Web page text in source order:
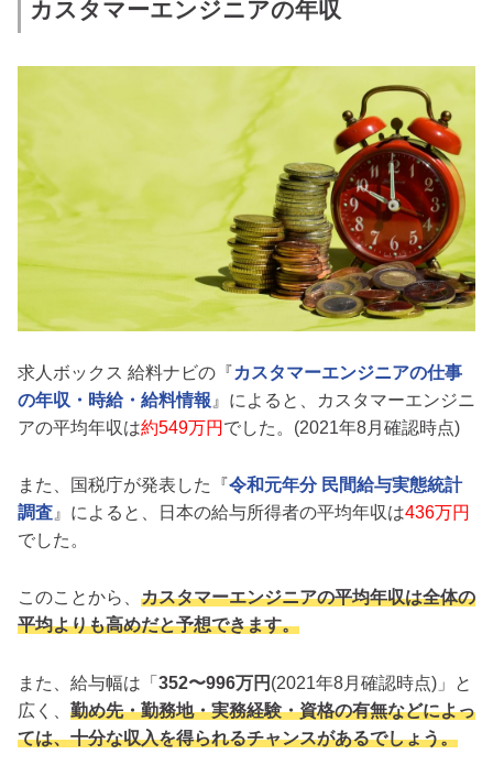
カスタマーエンジニアの年収
求人ボックス 給料ナビの『カスタマーエンジニアの仕事
の年収・時給・給料情報 』によると、カスタマーエンジニ
アの平均年収は約549万円 でした。(2021年8月確認時点)
また、国税庁が発表した『令和元年分 民間給与実態統計
調査 』によると、日本の給与所得者の平均年収は436万円
でした。
このことから、 カスタマーエンジニアの平均年収は全体の
平均よりも高めだと予想できます。
また、給与幅は「 352〜996万円 (2021年8月確認時点)」と
広く、 勤め先・勤務地・実務経験・資格の有無などによっ
ては、十分な収入を得られるチャンスがあるでしょう。